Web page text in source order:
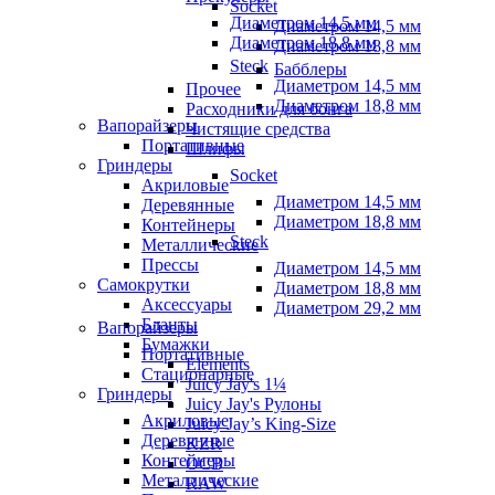
Socket
Диаметром 14,5 мм
Диаметром 18,8 мм
Steck
Диаметром 14,5 мм
Диаметром 18,8 мм
Вапорайзеры
Портативные
Гриндеры
Акриловые
Деревянные
Контейнеры
Металлические
Прессы
Самокрутки
Аксессуары
Бланты
Бумажки
Elements
Juicy Jay's 1¼
Juicy Jay's Рулоны
Juicy Jay’s King-Size
KZR
OCB
RAW
Диаметром 14,5 мм
Диаметром 18,8 мм
Бабблеры
Прочее
Расходники для бонга
Чистящие средства
Шлифы
Socket
Диаметром 14,5 мм
Диаметром 18,8 мм
Steck
Диаметром 14,5 мм
Диаметром 18,8 мм
Диаметром 29,2 мм
Вапорайзеры
Портативные
Стационарные
Гриндеры
Акриловые
Деревянные
Контейнеры
Металлические